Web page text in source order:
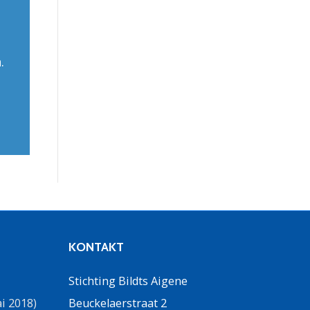
2018)
KONTAKT
Stichting Bildts Aigene
Beuckelaerstraat 2